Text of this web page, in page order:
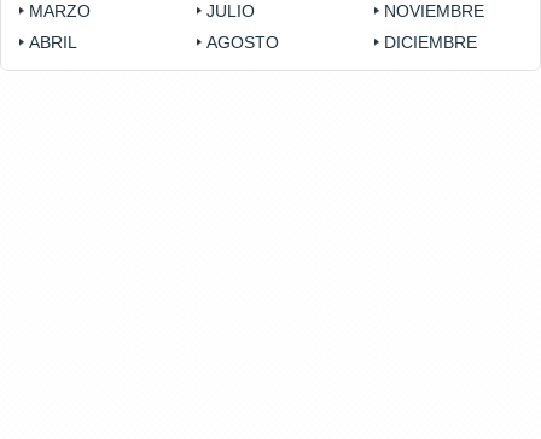
MARZO
ABRIL
JULIO
AGOSTO
NOVIEMBRE
DICIEMBRE